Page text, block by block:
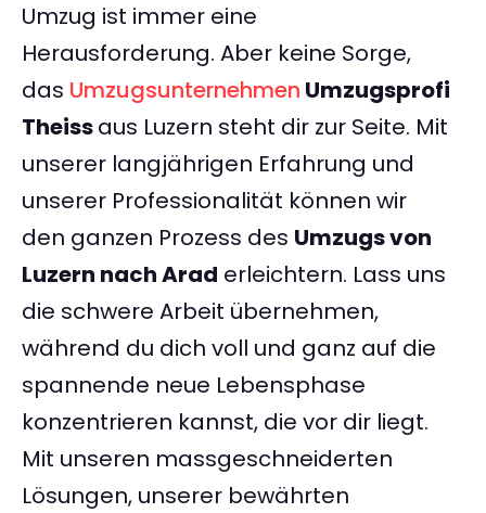
Umzug ist immer eine
Herausforderung. Aber keine Sorge,
das Umzugsunternehmen Umzugsprofi
Theissaus Luzern steht dir zur Seite. Mit
unserer langjährigen Erfahrung und
unserer Professionalität können wir
den ganzen Prozess des Umzugs von
Luzern nach Arad erleichtern. Lass uns
die schwere Arbeit übernehmen,
während du dich voll und ganz auf die
spannende neue Lebensphase
konzentrieren kannst, die vor dir liegt.
Mit unseren massgeschneiderten
Lösungen, unserer bewährten